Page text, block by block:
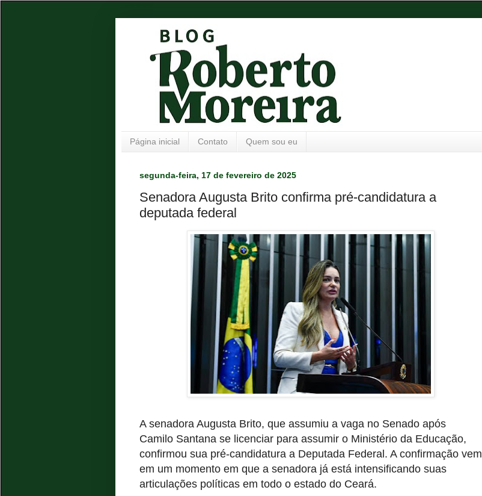
Página inicial Contato Quem sou eu
segunda-feira, 17 de fevereiro de 2025
Senadora Augusta Brito confirma pré-candidatura a
deputada federal
A senadora Augusta Brito, que assumiu a vaga no Senado após
Camilo Santana se licenciar para assumir o Ministério da Educação,
confirmou sua pré-candidatura a Deputada Federal. A confirmação vem
em um momento em que a senadora já está intensificando suas
articulações políticas em todo o estado do Ceará.